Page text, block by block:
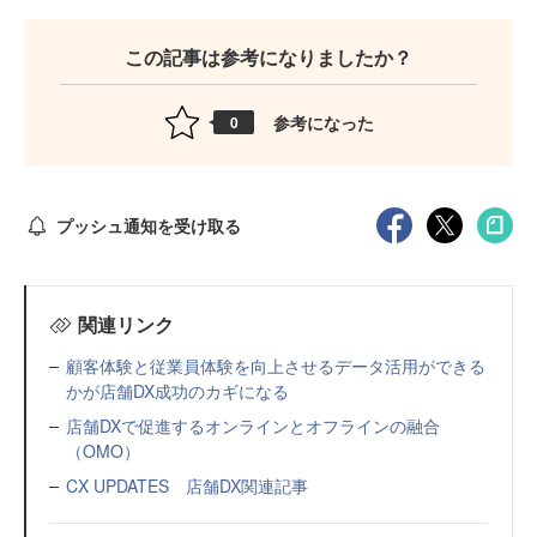
この記事は参考になりましたか？
0 参考になった
プッシュ通知を受け取る
関連リンク
顧客体験と従業員体験を向上させるデータ活用ができる
かが店舗DX成功のカギになる
店舗DXで促進するオンラインとオフラインの融合
（OMO）
CX UPDATES 店舗DX関連記事